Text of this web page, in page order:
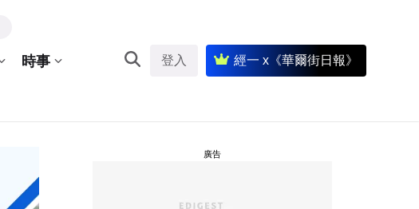
時事 登入 經一 x《華爾街日報》
廣告